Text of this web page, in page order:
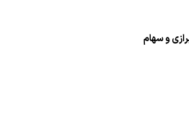
و سهام